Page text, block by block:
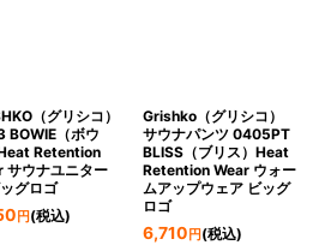
（グリシコ）
BOWIE（ボウ
Retention
サウナユニター
ッグロゴ
円(税込)
Grishko（グリシコ）
サウナパンツ 0405PT
BLISS（ブリス）Heat
Retention Wear ウォー
ムアップウェア ビッグ
ロゴ
6,710 円(税込)